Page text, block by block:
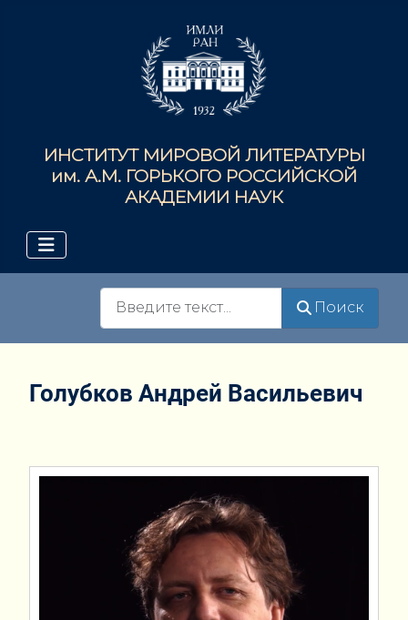
ИНСТИТУТ МИРОВОЙ ЛИТЕРАТУРЫ
им. А.М. ГОРЬКОГО РОССИЙСКОЙ
АКАДЕМИИ НАУК
Поиск
Голубков Андрей Васильевич